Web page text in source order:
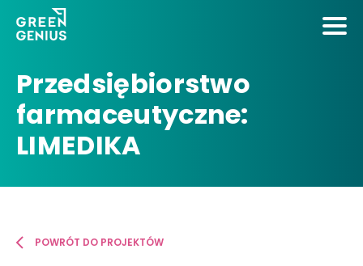
Przedsiębiorstwo
farmaceutyczne:
LIMEDIKA
POWRÓT DO PROJEKTÓW